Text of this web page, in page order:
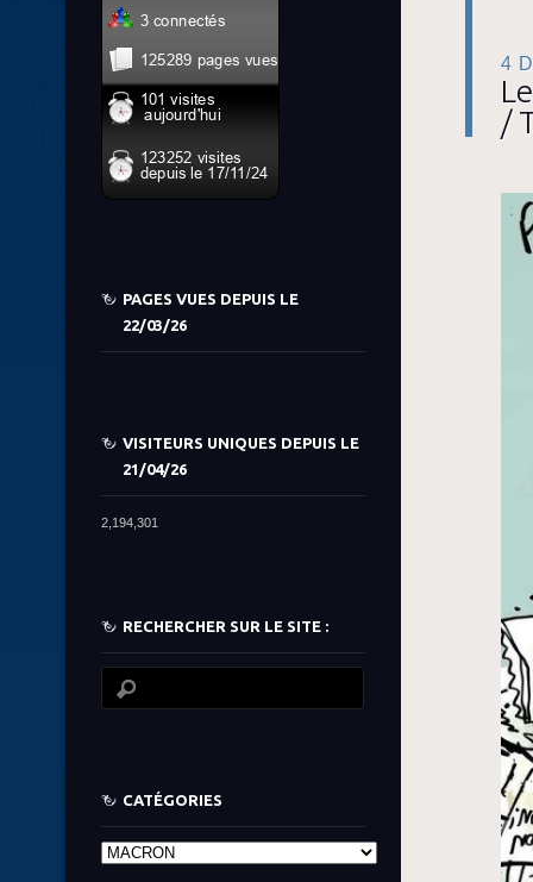
4
/
PAGES VUES DEPUIS LE
22/03/26
VISITEURS UNIQUES DEPUIS LE
21/04/26
2,194,301
RECHERCHER SUR LE SITE :
CATÉGORIES
Catégories